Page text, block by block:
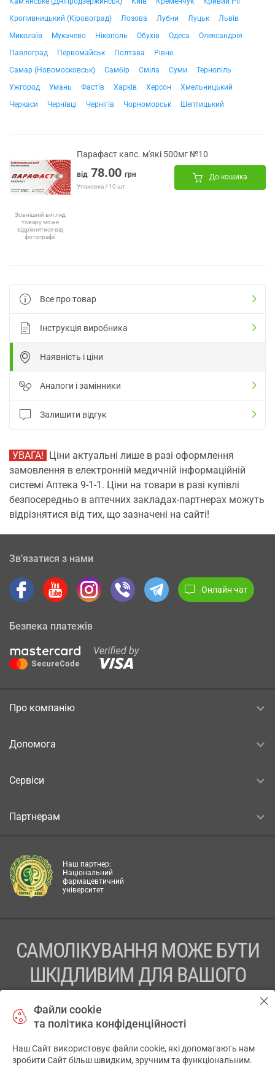
Кропивницький (Кіровоград)
Лозова Лубни Луцьк
Львів
Миколаїв
Мукачево Нікополь Обухів Одеса
Олександрія
Павлоград
Первомайськ Полтава
Рівне
Самар (Новомосковськ)
Самбір Сміла Суми
Тернопіль
Ужгород
Умань Фастів Харків Херсон
Хмельницький
Черкаси
Чернівці Чернігів Чорноморськ Шептицький
Зовнішній вигляд
товару може
відрізнятися від
фотографії
Парафаст капс. м'які 500мг №10
від 78.00 грн
Упаковка / 10 шт.
До кошика
Все про товар
Інструкція виробника
Наявність і ціни
Аналоги і замінники
Залишити відгук
УВАГА! Ціни актуальні лише в разі оформлення
замовлення в електронній медичній інформаційній
системі Аптека 9-1-1. Ціни на товари в разі купівлі
безпосередньо в аптечних закладах-партнерах можуть
відрізнятися від тих, що зазначені на сайті!
Зв’язатися з нами
Онлайн чат
Безпека платежів
Про компанію
Допомога
Сервіси
Партнерам
Наш партнер:
Національний
фармацевтичний
університет
САМОЛІКУВАННЯ МОЖЕ БУТИ
ШКІДЛИВИМ ДЛЯ ВАШОГО
ПЕРЕД ЗАСТОСУВАННЯМ ПРЕПАРАТУ ПРОКОНСУЛЬТУЙТЕСЬ
Файли cookie
та політика конфіденційності
Наш Сайт використовує файли cookie, які допомагають нам
зробити Сайт більш швидким, зручним та функціональним.
✕